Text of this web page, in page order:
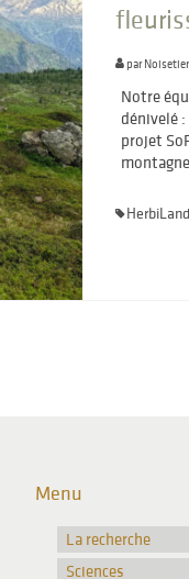
parNoisetier
Notre
dénivelé
projet
HerbiLand
Menu
La recherche
Sciences